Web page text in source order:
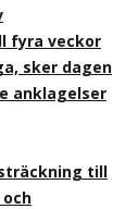
fyra veckor
sker dagen
anklagelser
till